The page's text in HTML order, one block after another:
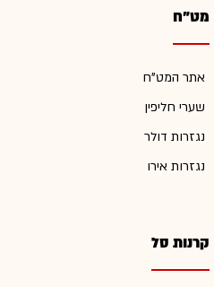
מט"ח
אתר המט"ח
שערי חליפין
נגזרות דולר
נגזרות אירו
קרנות סל